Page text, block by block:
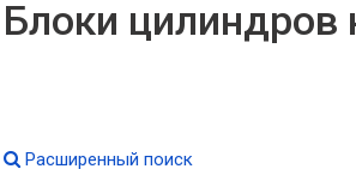
Блоки цилиндров
Расширенный поиск